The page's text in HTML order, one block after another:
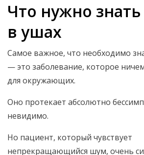
Что нужно
в ушах
Самое важное, что необходимо
— это заболевание, которое
для окружающих.
Оно протекает абсолютно
невидимо.
Но пациент, который чувствует
непрекращающийся шум, очень